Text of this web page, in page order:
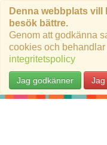
Denna webbplats
besök bättre.
Genom att godkänna
cookies och
integritetspolicy
Jag godkänner Jag